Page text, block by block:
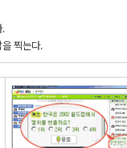
.
찍는다.